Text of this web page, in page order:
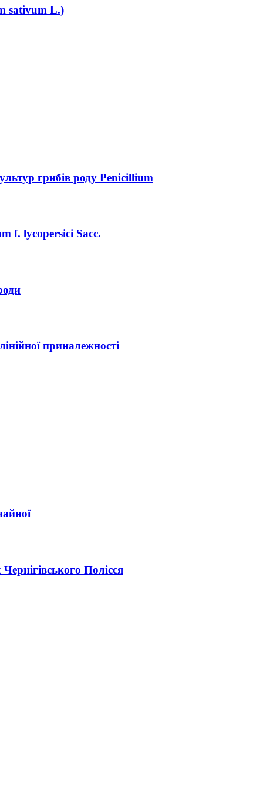
sativum L.)
грибів роду Penicillium
f. lycopersici Sacc.
приналежності
Полісся